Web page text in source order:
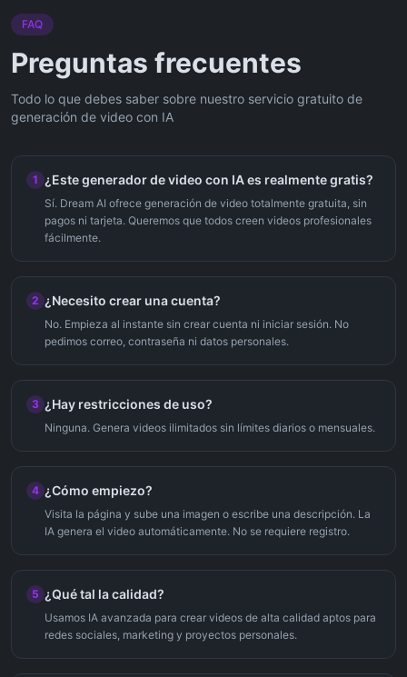
FAQ
Preguntas frecuentes
Todo lo que debes saber sobre nuestro servicio gratuito de
generación de video con IA
1 ¿Este generador de video con IA es realmente gratis?
Sí. Dream AI ofrece generación de video totalmente gratuita, sin
pagos ni tarjeta. Queremos que todos creen videos profesionales
fácilmente.
2 ¿Necesito crear una cuenta?
No. Empieza al instante sin crear cuenta ni iniciar sesión. No
pedimos correo, contraseña ni datos personales.
3 ¿Hay restricciones de uso?
Ninguna. Genera videos ilimitados sin límites diarios o mensuales.
4 ¿Cómo empiezo?
Visita la página y sube una imagen o escribe una descripción. La
IA genera el video automáticamente. No se requiere registro.
5 ¿Qué tal la calidad?
Usamos IA avanzada para crear videos de alta calidad aptos para
redes sociales, marketing y proyectos personales.